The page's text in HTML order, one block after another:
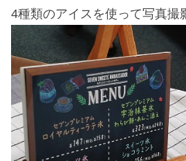
4種類のアイスを使って写真撮